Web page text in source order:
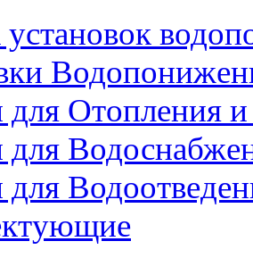
для Отопления